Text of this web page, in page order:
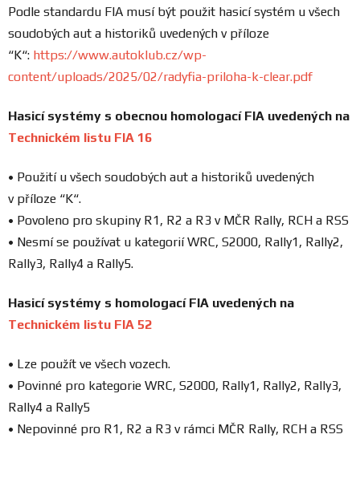
Ceníky
a
katalogy
Podle standardu FIA musí být použit hasicí systém u všech
soudobých aut a historiků uvedených v příloze
“K“: https://www.autoklub.cz/wp-
content/uploads/2025/02/radyfia-priloha-k-clear.pdf
Hasicí systémy s obecnou homologací FIA uvedených na
Technickém listu FIA 16
• Použití u všech soudobých aut a historiků uvedených
v příloze “K“.
• Povoleno pro skupiny R1, R2 a R3 v MČR Rally, RCH a RSS
• Nesmí se používat u kategorií WRC, S2000, Rally1, Rally2,
Rally3, Rally4 a Rally5.
Hasicí systémy s homologací FIA uvedených na
Technickém listu FIA 52
• Lze použít ve všech vozech.
• Povinné pro kategorie WRC, S2000, Rally1, Rally2, Rally3,
Rally4 a Rally5
• Nepovinné pro R1, R2 a R3 v rámci MČR Rally, RCH a RSS